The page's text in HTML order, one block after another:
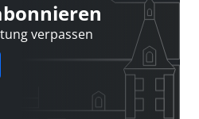
verpassen